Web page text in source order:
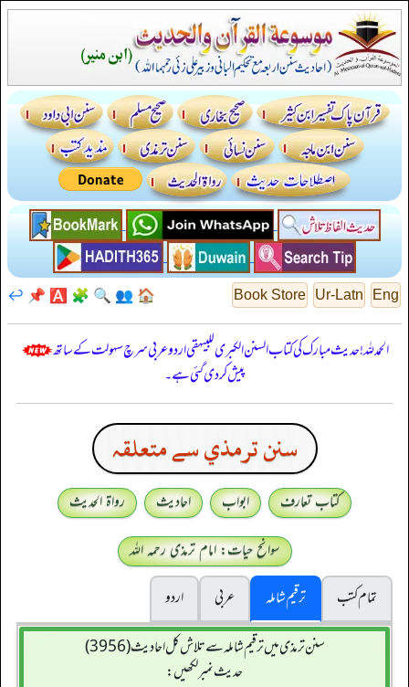
Eng
Ur-Latn
Book Store
🏠
👥
🔍
🧩
🅰️
📌
↩️
الحمدللہ! حدیث مبارک کی کتاب السنن الكبرى للبيهقي اردو عربی سرچ سہولت کے ساتھ
پیش کر دی گئی ہے۔
سنن ترمذي سے متعلقہ
کتاب تعارف ابواب احادیث
رواۃ الحدیث
سوانح حیات: امام ترمذی رحمہ اللہ
تمام کتب
ترقیم شاملہ عربی
اردو
سنن ترمذی میں ترقیم شاملہ سے تلاش کل احادیث (3956)
حدیث نمبر لکھیں: